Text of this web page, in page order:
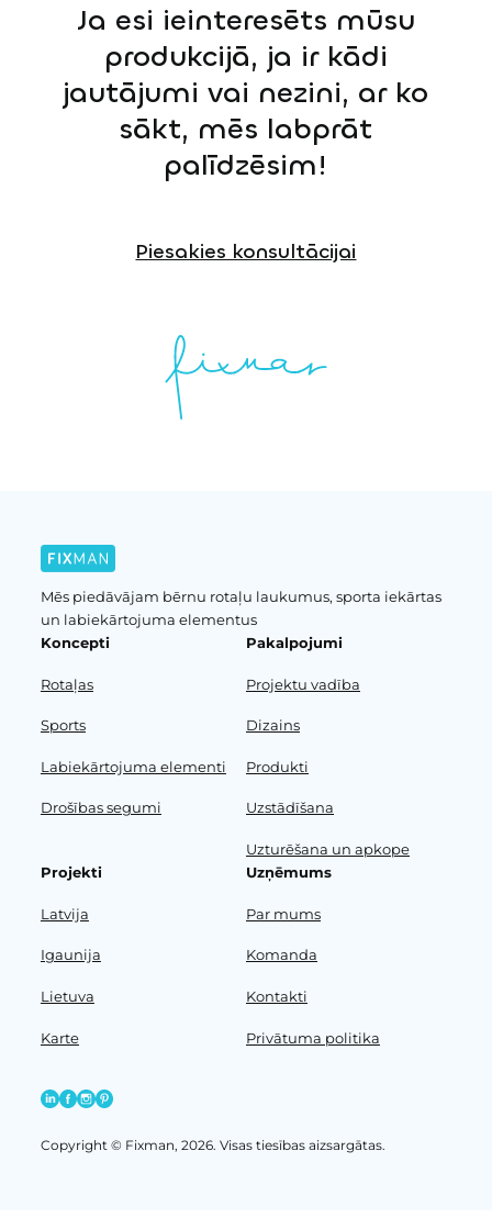
Ja esi ieinteresēts mūsu
produkcijā, ja ir kādi
jautājumi vai nezini, ar ko
sākt, mēs labprāt
palīdzēsim!
Piesakies konsultācijai
Mēs piedāvājam bērnu rotaļu laukumus, sporta iekārtas
un labiekārtojuma elementus
Koncepti
Rotaļas
Sports
Labiekārtojuma elementi
Drošības segumi
Pakalpojumi
Projektu vadība
Dizains
Produkti
Uzstādīšana
Uzturēšana un apkope
Projekti
Latvija
Igaunija
Lietuva
Karte
Uzņēmums
Par mums
Komanda
Kontakti
Privātuma politika
Copyright © Fixman, 2026. Visas tiesības aizsargātas.